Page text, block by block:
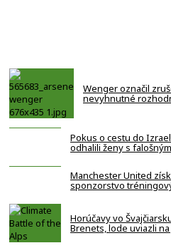
Wenger označil
nevyhnutné
Pokus o cestu do
odhalili ženy s
Manchester United
sponzorstvo
Horúčavy vo
Brenets, lode uviazli